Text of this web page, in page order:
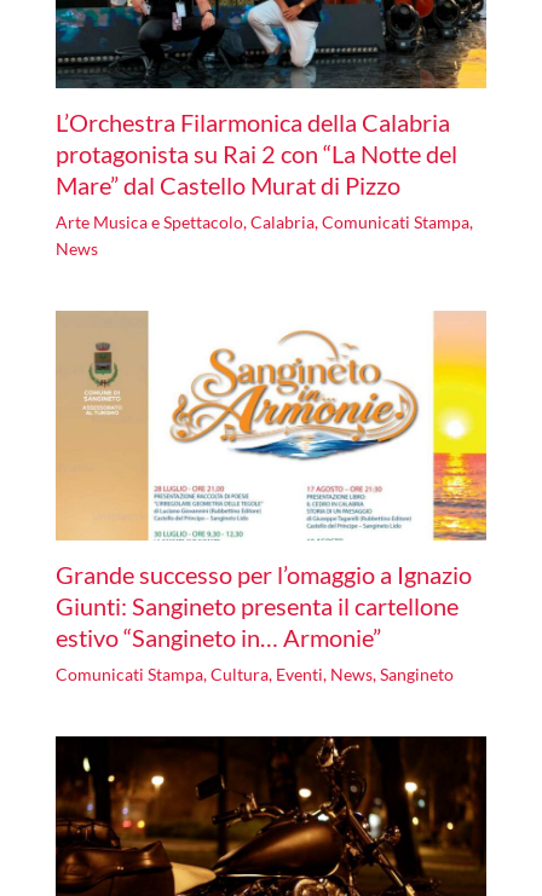
L’Orchestra Filarmonica della Calabria
protagonista su Rai 2 con “La Notte del
Mare” dal Castello Murat di Pizzo
Arte Musica e Spettacolo,Calabria,Comunicati Stampa,
News
Grande successo per l’omaggio a Ignazio
Giunti: Sangineto presenta il cartellone
estivo “Sangineto in… Armonie”
Comunicati Stampa,Cultura, Eventi, News,Sangineto